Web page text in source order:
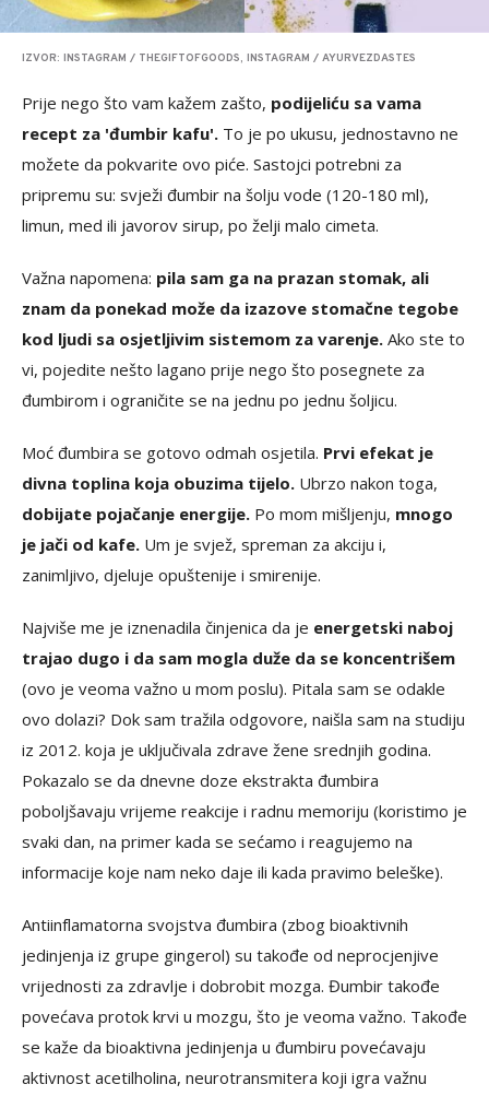
IZVOR: INSTAGRAM / THEGIFTOFGOODS, INSTAGRAM / AYURVEZDASTES
Prije nego što vam kažem zašto, podijeliću sa vama
recept za 'đumbir kafu'. To je po ukusu, jednostavno ne
možete da pokvarite ovo piće. Sastojci potrebni za
pripremu su: svježi đumbir na šolju vode (120-180 ml),
limun, med ili javorov sirup, po želji malo cimeta.
Važna napomena: pila sam ga na prazan stomak, ali
znam da ponekad može da izazove stomačne tegobe
kod ljudi sa osjetljivim sistemom za varenje. Ako ste to
vi, pojedite nešto lagano prije nego što posegnete za
đumbirom i ograničite se na jednu po jednu šoljicu.
Moć đumbira se gotovo odmah osjetila. Prvi efekat je
divna toplina koja obuzima tijelo. Ubrzo nakon toga,
dobijate pojačanje energije. Po mom mišljenju, mnogo
je jači od kafe. Um je svjež, spreman za akciju i,
zanimljivo, djeluje opuštenije i smirenije.
Najviše me je iznenadila činjenica da je energetski naboj
trajao dugo i da sam mogla duže da se koncentrišem
(ovo je veoma važno u mom poslu). Pitala sam se odakle
ovo dolazi? Dok sam tražila odgovore, naišla sam na studiju
iz 2012. koja je uključivala zdrave žene srednjih godina.
Pokazalo se da dnevne doze ekstrakta đumbira
poboljšavaju vrijeme reakcije i radnu memoriju (koristimo je
svaki dan, na primer kada se sećamo i reagujemo na
informacije koje nam neko daje ili kada pravimo beleške).
Antiinflamatorna svojstva đumbira (zbog bioaktivnih
jedinjenja iz grupe gingerol) su takođe od neprocjenjive
vrijednosti za zdravlje i dobrobit mozga. Đumbir takođe
povećava protok krvi u mozgu, što je veoma važno. Takođe
se kaže da bioaktivna jedinjenja u đumbiru povećavaju
aktivnost acetilholina, neurotransmitera koji igra važnu